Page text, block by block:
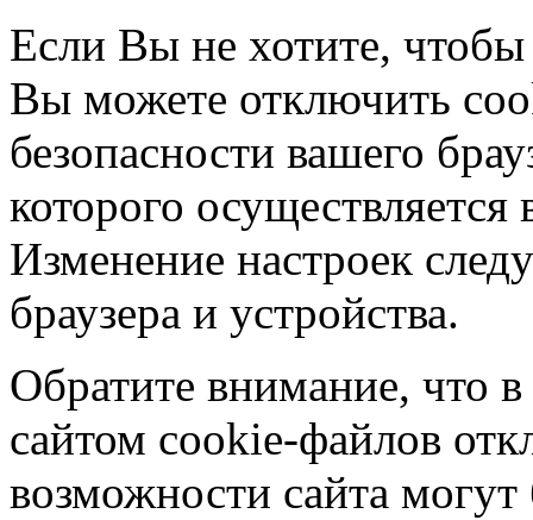
Если Вы не хотите,
Вы можете отключить
безопасности вашего
которого
Изменение настроек
браузера и устройства.
Обратите внимание, что в
сайтом cookie-файлов
возможности сайта